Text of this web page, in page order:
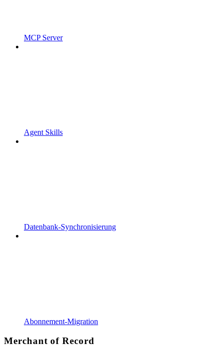
MCP Server
Agent Skills
Datenbank-Synchronisierung
Abonnement-Migration
Merchant of Record